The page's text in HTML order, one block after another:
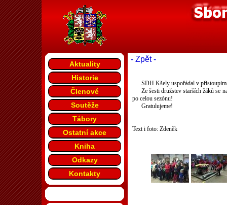
- Zpět -
SDH Kšely uspořádal v
Ze šesti družstev starších žáků se
po celou sezónu!
Gratulujeme!
Text i foto: Zdeněk
Aktuality
Historie
Členové
Soutěže
Tábory
Ostatní akce
Kniha
Odkazy
Kontakty